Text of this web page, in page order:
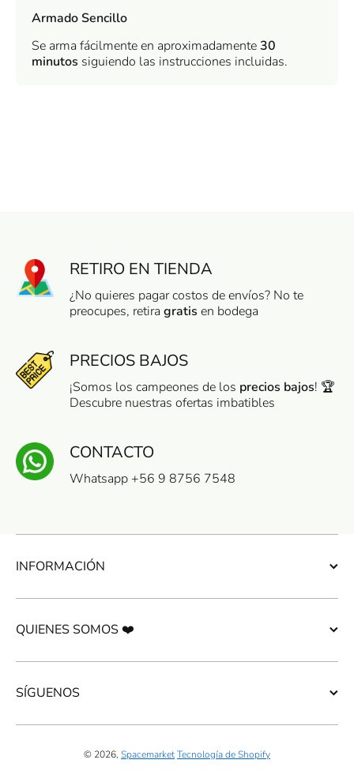
Armado Sencillo
Se arma fácilmente en aproximadamente30
minutos siguiendo las instrucciones incluidas.
RETIRO EN TIENDA
¿No quieres pagar costos de envíos? No te
preocupes, retira gratis en bodega
PRECIOS BAJOS
¡Somos los campeones de los precios bajos! 🏆
Descubre nuestras ofertas imbatibles
CONTACTO
Whatsapp +56 9 8756 7548
INFORMACIÓN
QUIENES SOMOS ❤️
SÍGUENOS
© 2026, SpacemarketTecnología de Shopify